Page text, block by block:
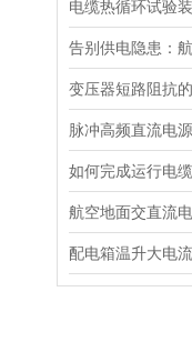
变压器短路阻抗
脉冲高频直流电
如何完成运行电
航空地面交直流